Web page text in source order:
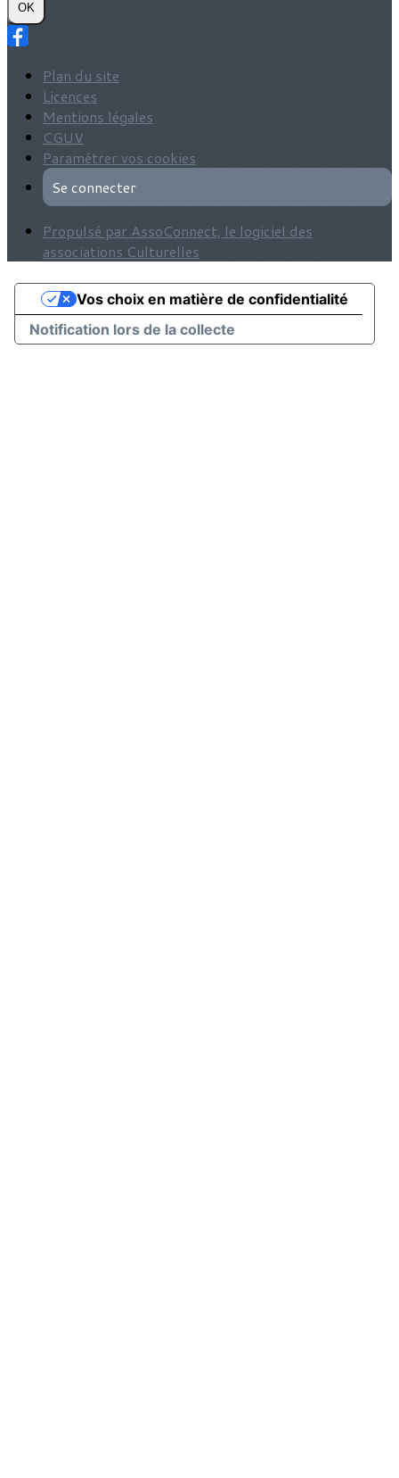
OK
Plan du site
Licences
Mentions légales
CGUV
Paramétrer vos cookies
Se connecter
Propulsé par AssoConnect, le logiciel des
associations Culturelles
Notification lors de la collecte
Vos choix en matière de confidentialité